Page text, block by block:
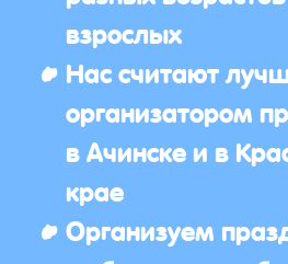
взрослых
Нас считают
организатором
в Ачинске и в
крае
Организуем